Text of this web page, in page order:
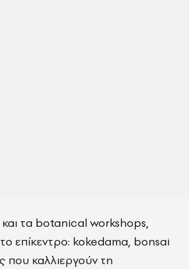
και τα botanical workshops,
επίκεντρο: kokedama, bonsai
που καλλιεργούν τη